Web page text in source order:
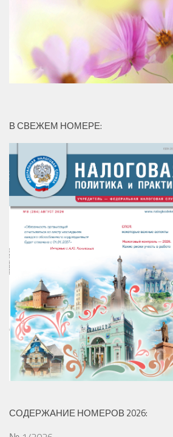
В СВЕЖЕМ НОМЕРЕ:
СОДЕРЖАНИЕ НОМЕРОВ 2026: